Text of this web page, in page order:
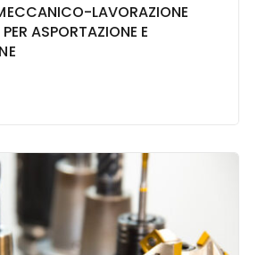
LAVORAZIONE
ASPORTAZIONE E